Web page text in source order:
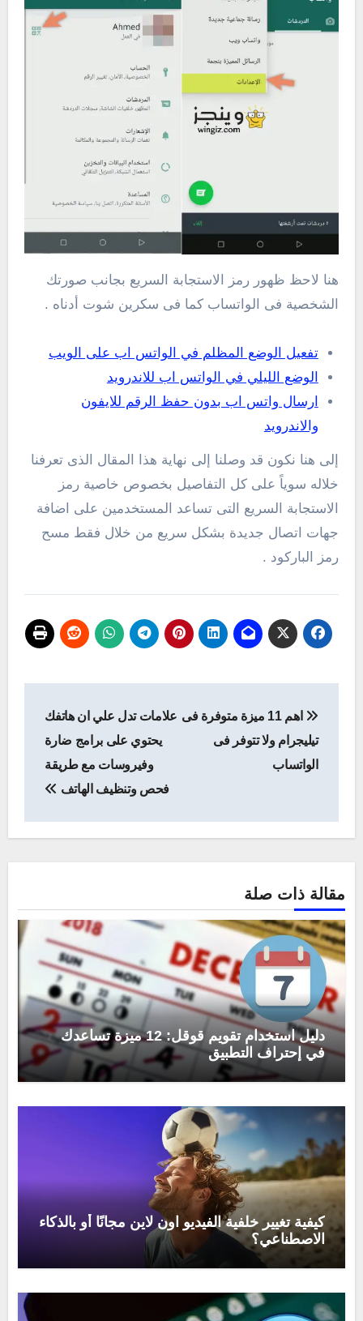
هنا لاحظ ظهور رمز الاستجابة السريع بجانب صورتك
الشخصية فى الواتساب كما فى سكرين شوت أدناه .
تفعيل الوضع المظلم في الواتس اب على الويب
الوضع الليلي في الواتس اب للاندرويد
ارسال واتس اب بدون حفظ الرقم للايفون
والاندرويد
إلى هنا نكون قد وصلنا إلى نهاية هذا المقال الذى تعرفنا
خلاله سوياً على كل التفاصيل بخصوص خاصية رمز
الاستجابة السريع التى تساعد المستخدمين على اضافة
جهات اتصال جديدة بشكل سريع من خلال فقط مسح
رمز الباركود .
المقالات
اهم 11 ميزة متوفرة فى
تيليجرام ولا تتوفر فى
الواتساب
علامات تدل علي ان هاتفك
يحتوي على برامج ضارة
وفيروسات مع طريقة
فحص وتنظيف الهاتف
مقالة ذات صلة
دليل استخدام تقويم قوقل: 12 ميزة تساعدك
في إحتراف التطبيق
كيفية تغيير خلفية الفيديو اون لاين مجانًا أو بالذكاء
الاصطناعي؟